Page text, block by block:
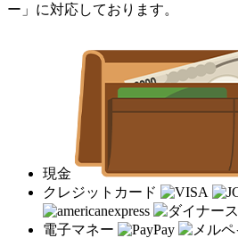
ー」に対応しております。
現金
クレジットカード
電子マネー